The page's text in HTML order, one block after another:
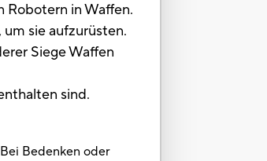
Robotern in Waffen.
sie aufzurüsten.
Siege Waffen
sind.
Bedenken oder